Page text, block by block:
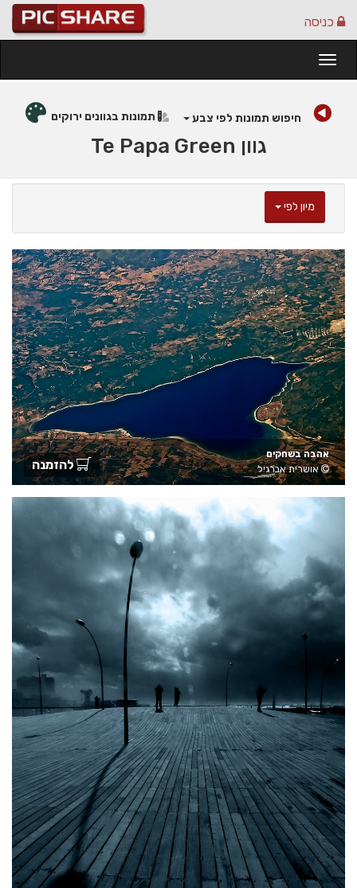
כניסה
חיפוש תמונות לפי צבע תמונות בגוונים ירוקים
גוון Te Papa Green
מיון לפי
אהבה בשחקים
אושרית אברגיל
להזמנה